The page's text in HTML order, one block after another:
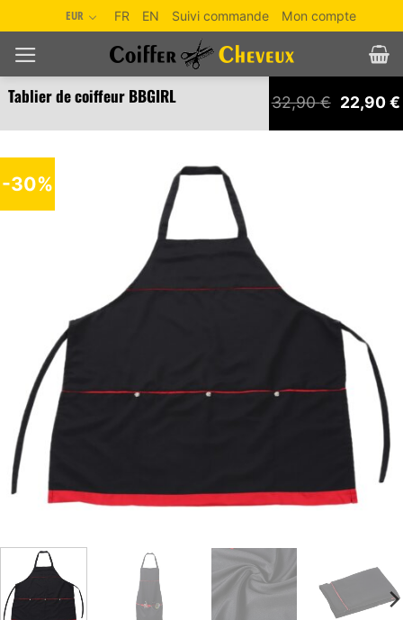
au
contenu
EUR FR EN Suivi commande Mon compte
Tablier de coiffeur BBGIRL 32,90€ Le
prix
initial
22,90€
-30%